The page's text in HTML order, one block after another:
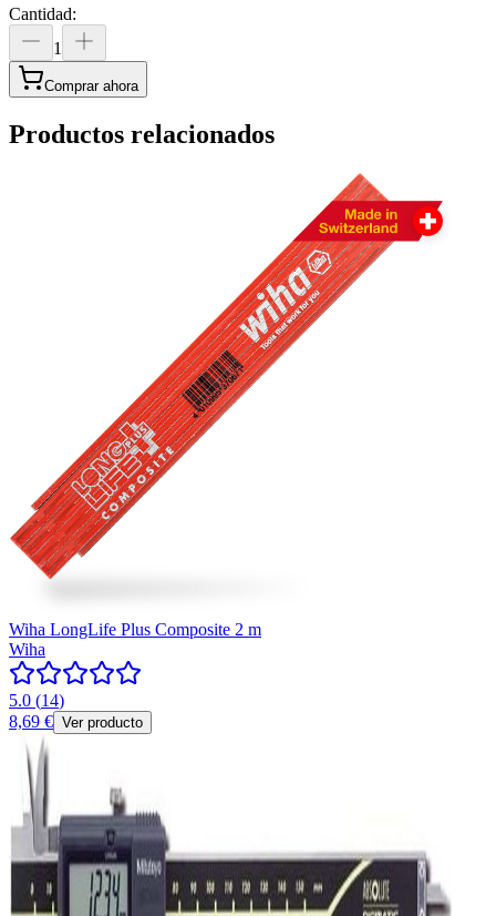
Cantidad:
1
Comprar ahora
Productos relacionados
Wiha LongLife Plus Composite 2 m
Wiha
5.0 (14)
8,69 € Ver producto